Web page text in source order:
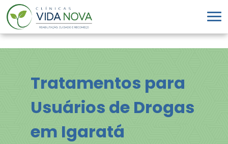
Tratamentos para
Usuários de Drogas
em Igaratá